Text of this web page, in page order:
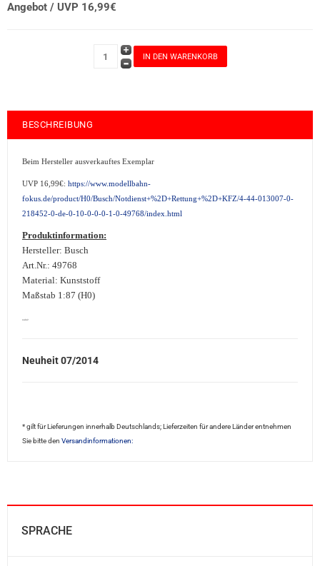
Angebot / UVP 16,99€
BESCHREIBUNG
Beim Hersteller ausverkauftes Exemplar
UVP 16,99€: https://www.modellbahn-
fokus.de/product/H0/Busch/Notdienst+%2D+Rettung+%2D+KFZ/4-44-013007-0-
218452-0-de-0-10-0-0-0-1-0-49768/index.html
Produktinformation:
Hersteller: Busch
Art.Nr.: 49768
Material: Kunststoff
Maßstab 1:87 (H0)
sale2
Neuheit 07/2014
* gilt für Lieferungen innerhalb Deutschlands; Lieferzeiten für andere Länder entnehmen
Sie bitte den Versandinformationen:
SPRACHE